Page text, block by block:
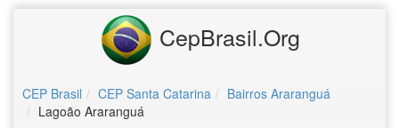
CepBrasil.Org
CEP Brasil CEP Santa Catarina
Bairros Araranguá
Lagoão Araranguá